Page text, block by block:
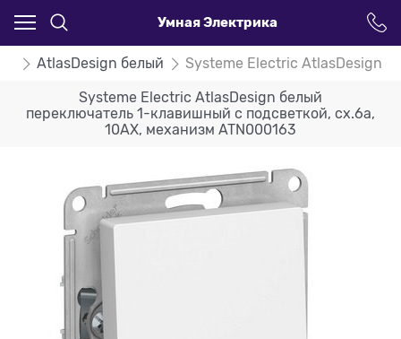
Умная Электрика
AtlasDesign белый Systeme Electric AtlasDesign
Systeme Electric AtlasDesign белый
переключатель 1-клавишный с подсветкой, сх.6а,
10АХ, механизм ATN000163